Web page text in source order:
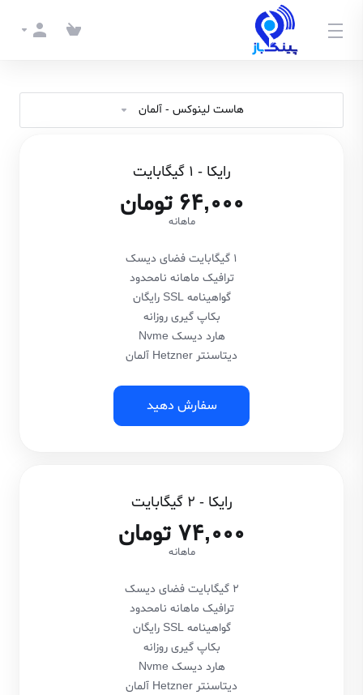
هاست لینوکس - آلمان
رایکا - 1 گیگابایت
64,000 تومان
ماهانه
1 گیگابایت فضای دیسک
ترافیک ماهانه نامحدود
گواهینامه SSL رایگان
بکاپ گیری روزانه
هارد دیسک Nvme
دیتاسنتر Hetzner آلمان
سفارش دهید
رایکا - 2 گیگابایت
74,000 تومان
ماهانه
2 گیگابایت فضای دیسک
ترافیک ماهانه نامحدود
گواهینامه SSL رایگان
بکاپ گیری روزانه
هارد دیسک Nvme
دیتاسنتر Hetzner آلمان